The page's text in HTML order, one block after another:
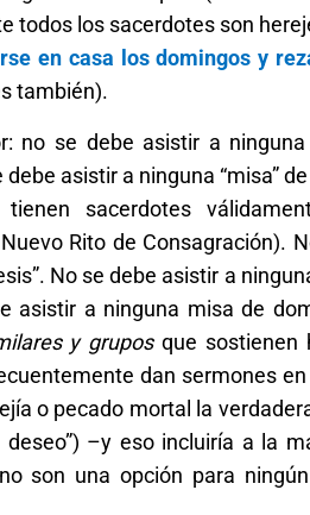
todos los sacerdotes son
en casa los domingos y
también).
no se debe asistir a
asistir a ninguna “misa”
sacerdotes
Rito de Consagración).
No se debe asistir a
asistir a ninguna misa de
y gruposque sostienen
dan sermones
o pecado mortal la
deseo”) –y eso incluiría a la
son una opción para